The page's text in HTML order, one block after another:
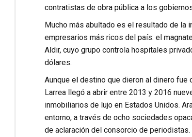
contratistas de obra pública a los
Mucho más abultado es el resultado de la
empresarios más ricos del país: el
Aldir, cuyo grupo controla hospitales
dólares.
Aunque el destino que dieron al dinero
Larrea llegó a abrir entre 2013 y 2016
inmobiliarios de lujo en Estados Unidos.
entorno, a través de ocho sociedades
de aclaración del consorcio de